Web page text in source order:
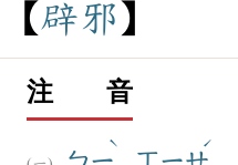
辟邪
注 音
ˋ ˊ